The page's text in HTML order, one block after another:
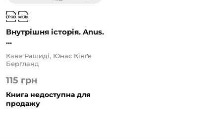
Внутрішня історія. Anus.
...
115 грн
Каве Рашиді, Юнас Кінґе
Берґланд
Книга недоступна для
продажу